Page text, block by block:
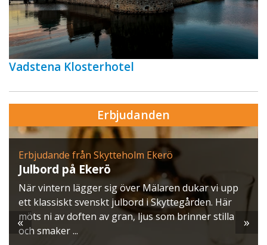
Vadstena Klosterhotel
Erbjudanden
Erbjudande från Skytteholm Ekerö
Julbord på Ekerö
När vintern lägger sig över Mälaren dukar vi upp
ett klassiskt svenskt julbord i Skyttegården. Här
möts ni av doften av gran, ljus som brinner stilla
och smaker ...
« »